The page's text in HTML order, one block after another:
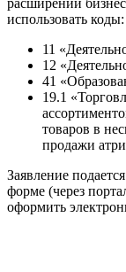
расширении
использовать коды:
11
12
41
19.1
товаров в
продажи
Заявление
форме (через
оформить